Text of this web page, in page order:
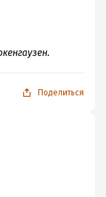
Поделиться